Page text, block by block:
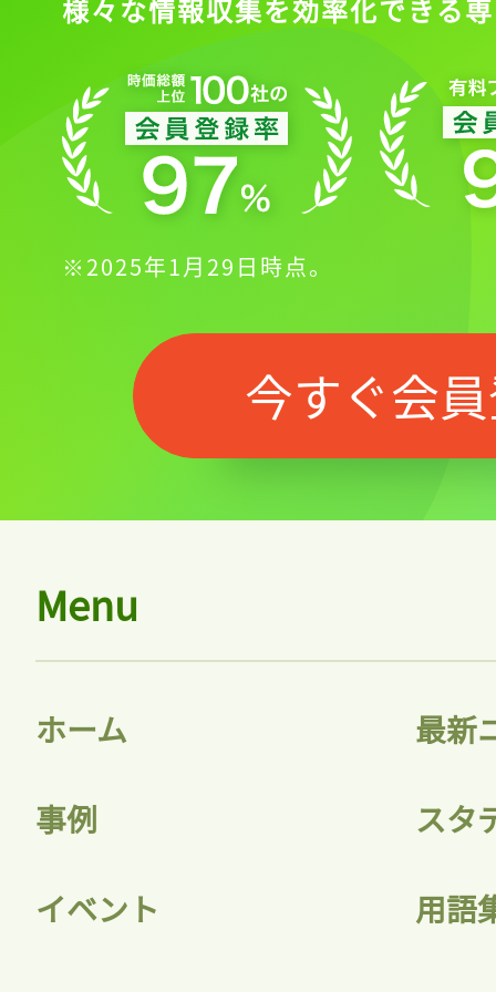
様々な情報収集を効率化できる
※2025年1月29日時点。
今すぐ会
Menu
ホーム 最新
事例 スタ
イベント 用語